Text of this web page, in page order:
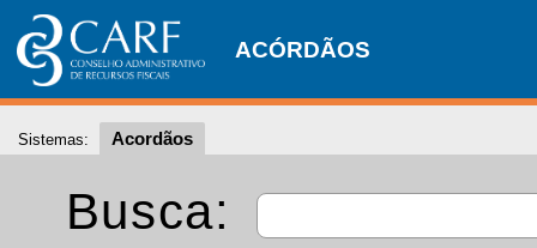
ACÓRDÃOS
Sistemas: Acordãos
Busca: